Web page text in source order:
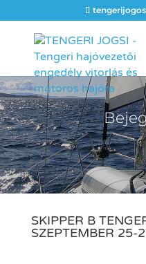
SKIPPER B
SZEPTEMBER 25-